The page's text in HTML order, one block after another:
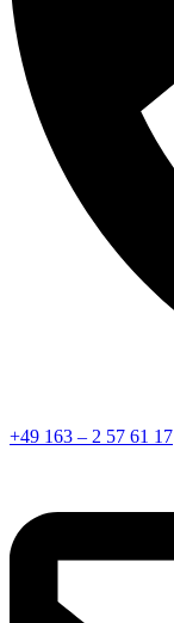
+49 163 – 2 57 61 17